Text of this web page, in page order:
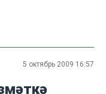
5 октябрь 2009 16:57